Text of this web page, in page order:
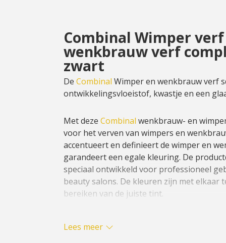
Combinal Wimper
wenkbrauw verf
zwart
De Combinal Wimper en wenkbrauw verf
ontwikkelingsvloeistof, kwastje en een
Met deze Combinal wenkbrauw- en
voor het verven van wimpers en
accentueert en definieert de wimper en
garandeert een egale kleuring. De
speciaal ontwikkeld voor professioneel
beauty salons. De kleuren zijn met elkaar
bereiken van de juiste tint.
verven.
Lees meer